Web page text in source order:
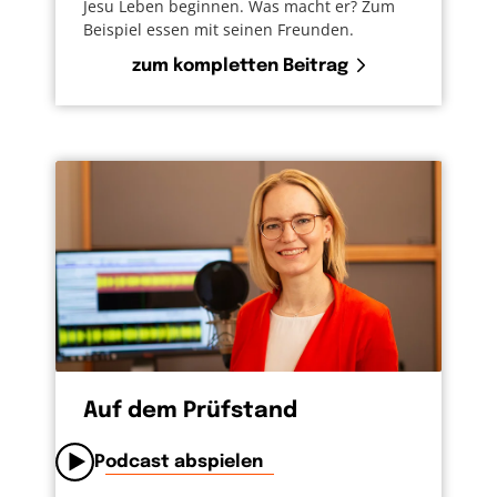
Verantwortung haben für diese Erde und
alles, was auf ihr ist.
Verantwortung für Tiere, für Pflanzen und für
motiviert, auch mal glutenfrei zu kochen.
Meiner Freundin zuliebe. Weil das Gluten
ihrer Gesundheit schadet. Weil ihre Seele
aufatmet, wenn sie einmal alles essen kann.
So ist es auch mit der vegetarischen oder
veganen Küche. Ich mache das meinem
Freund, meiner Freundin zuliebe.
Rücksichtnahme. Darum geht es. Es ist so, wie
Korinther: „Alles ist mir erlaubt, aber nicht
alles dient zum Guten“, und weiter: „Die
Speise macht’s nicht, wie wir vor Gott stehen.
Jesu Leben beginnen. Was macht er? Zum
Beispiel essen mit seinen Freunden.
zum kompletten Beitrag
Auf dem Prüfstand
Podcast abspielen